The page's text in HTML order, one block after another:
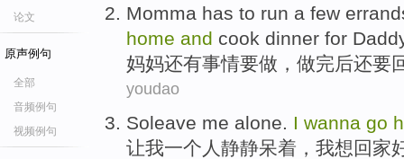
论文
原声例句
全部
音频例句
视频例句
Momma has to run a few
home and cook dinner for
妈妈还有事情要做，做完后还要
youdao
Soleave me alone I wanna go
让我一个 人 静静呆着， 我想 回家